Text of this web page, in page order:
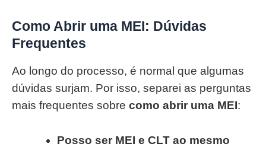
Como Abrir uma MEI: Dúvidas
Frequentes
Ao longo do processo, é normal que algumas
dúvidas surjam. Por isso, separei as perguntas
mais frequentes sobre como abrir uma MEI:
Posso ser MEI e CLT ao mesmo